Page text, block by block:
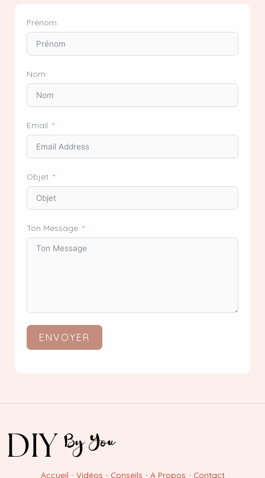
Prénom
Nom
Email
Objet
Ton Message
ENVOYER
Accueil - Vidéos - Conseils - A Propos - Contact